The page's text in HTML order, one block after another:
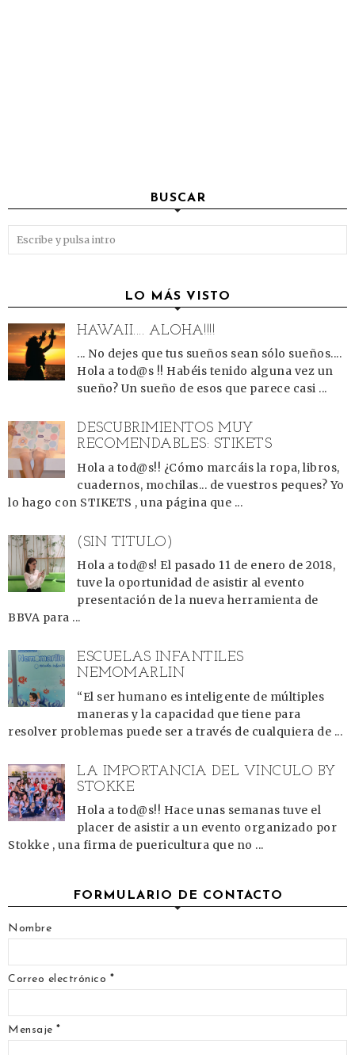
BUSCAR
LO MÁS VISTO
HAWAII.... ALOHA!!!!
... No dejes que tus sueños sean sólo sueños....
Hola a tod@s !! Habéis tenido alguna vez un
sueño? Un sueño de esos que parece casi ...
DESCUBRIMIENTOS MUY
RECOMENDABLES: STIKETS
Hola a tod@s!! ¿Cómo marcáis la ropa, libros,
cuadernos, mochilas... de vuestros peques? Yo
lo hago con STIKETS , una página que ...
(SIN TÍTULO)
Hola a tod@s! El pasado 11 de enero de 2018,
tuve la oportunidad de asistir al evento
presentación de la nueva herramienta de
BBVA para ...
ESCUELAS INFANTILES
NEMOMARLIN
“El ser humano es inteligente de múltiples
maneras y la capacidad que tiene para
resolver problemas puede ser a través de cualquiera de ...
LA IMPORTANCIA DEL VÍNCULO BY
STOKKE
Hola a tod@s!! Hace unas semanas tuve el
placer de asistir a un evento organizado por
Stokke , una firma de puericultura que no ...
FORMULARIO DE CONTACTO
Nombre
Correo electrónico *
Mensaje *